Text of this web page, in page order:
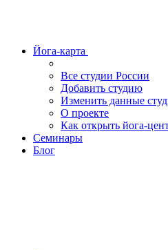
Йога-карта
Все студии России
Добавить студию
Изменить данные
О проекте
Как открыть йога-
Семинары
Блог